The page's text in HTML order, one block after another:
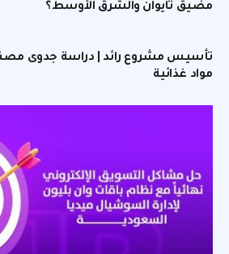
مضيق تايوان والشرق الأوسط؟
تأسيس مشروع رائد | دراسة جدوى
مواد غذائية